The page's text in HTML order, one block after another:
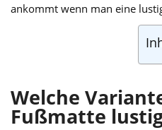
ankommt wenn man eine
Welche
Fußmatte